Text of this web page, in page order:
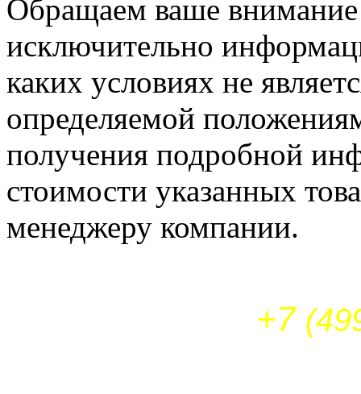
Обращаем ваше внимание
исключительно
каких условиях не
определяемой
получения подробной
стоимости указанных
менеджеру компании.
+7